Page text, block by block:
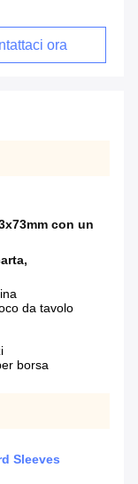
ora
con un
,
da tavolo
borsa
Sleeves